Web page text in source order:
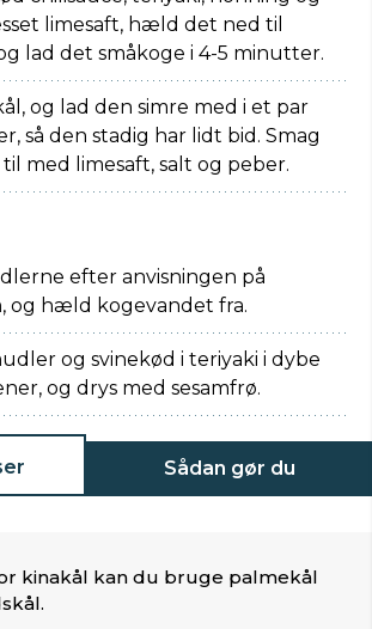
limesaft, hæld det ned til
lad det småkoge i 4-5 minutter.
og lad den simre med i et par
så den stadig har lidt bid. Smag
med limesaft, salt og peber.
efter anvisningen på
og hæld kogevandet fra.
og svinekød i teriyaki i dybe
og drys med sesamfrø.
Sådan gør du
kinakål kan du bruge palmekål